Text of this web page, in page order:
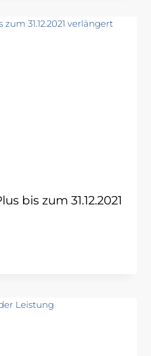
bis zum 31.12.2021